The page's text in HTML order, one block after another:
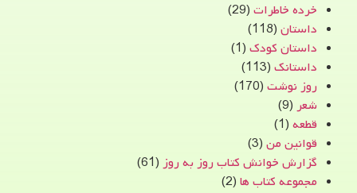
خرده خاطرات (29)
داستان (118)
داستان کودک (1)
داستانک (113)
روز نوشت (170)
شعر (9)
قطعه (1)
قوانین من (3)
گزارش خوانش کتاب روز به روز (61)
مجموعه کتاب ها (2)